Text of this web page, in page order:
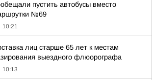
пустить автобусы вместо
№69
10:21
лиц старше 65 лет к местам
выездного флюорографа
10:13